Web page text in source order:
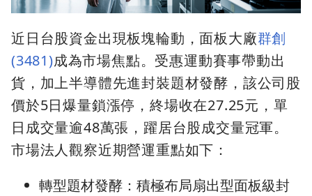
近日台股資金出現板塊輪動，面板大廠群創
(3481)成為市場焦點。受惠運動賽事帶動出
貨，加上半導體先進封裝題材發酵，該公司股
價於5日爆量鎖漲停，終場收在27.25元，單
日成交量逾48萬張，躍居台股成交量冠軍。
市場法人觀察近期營運重點如下：
轉型題材發酵：積極布局扇出型面板級封